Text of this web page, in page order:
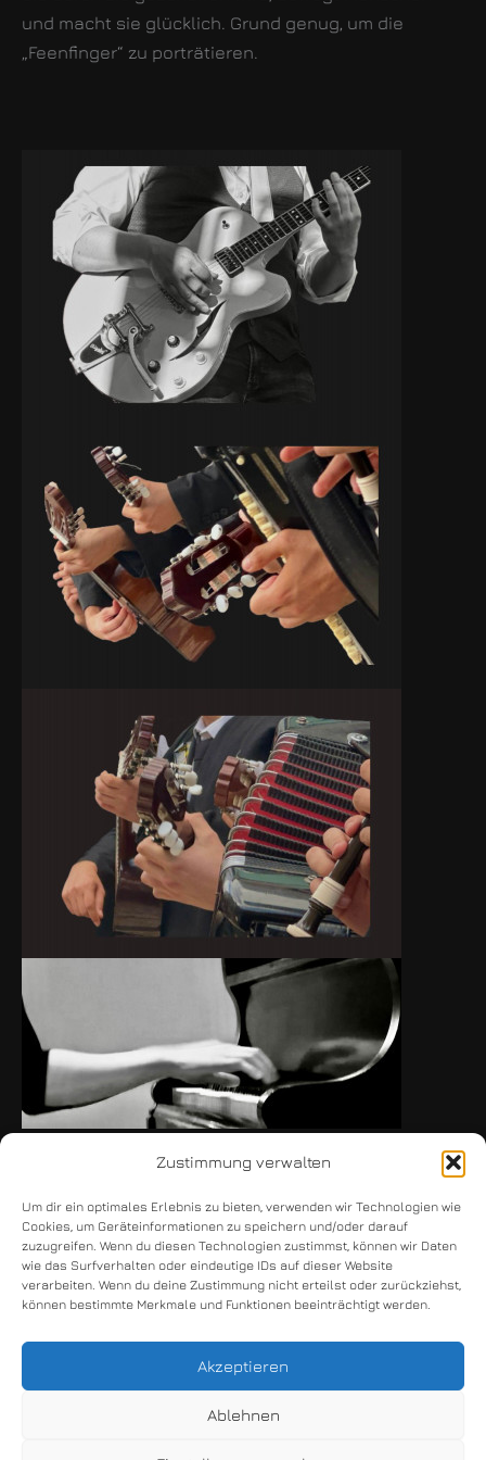
Zustimmung verwalten
Um dir ein optimales Erlebnis zu bieten, verwenden wir Technologien wie
Cookies, um Geräteinformationen zu speichern und/oder darauf
zuzugreifen. Wenn du diesen Technologien zustimmst, können wir Daten
wie das Surfverhalten oder eindeutige IDs auf dieser Website
verarbeiten. Wenn du deine Zustimmung nicht erteilst oder zurückziehst,
können bestimmte Merkmale und Funktionen beeinträchtigt werden.
Akzeptieren
Ablehnen
und macht sie glücklich. Grund genug, um die
„Feenfinger“ zu porträtieren.
Copyright © 2026 Claudia Bulut